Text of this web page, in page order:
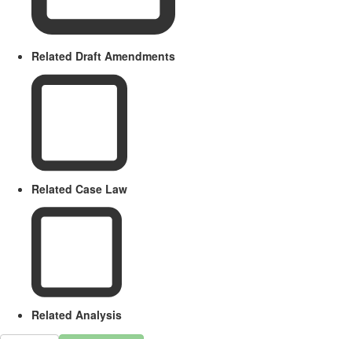
Related Draft Amendments
Related Case Law
Related Analysis